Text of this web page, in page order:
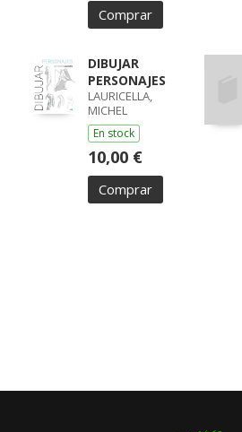
Comprar
DIBUJAR
PERSONAJES
LAURICELLA,
MICHEL
En stock
10,00 €
Comprar